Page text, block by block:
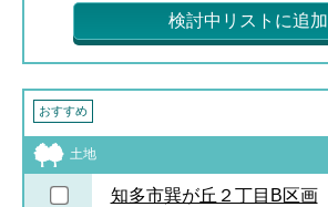
検討中リストに追加
おすすめ
土地
知多市巽が丘２丁目B区画